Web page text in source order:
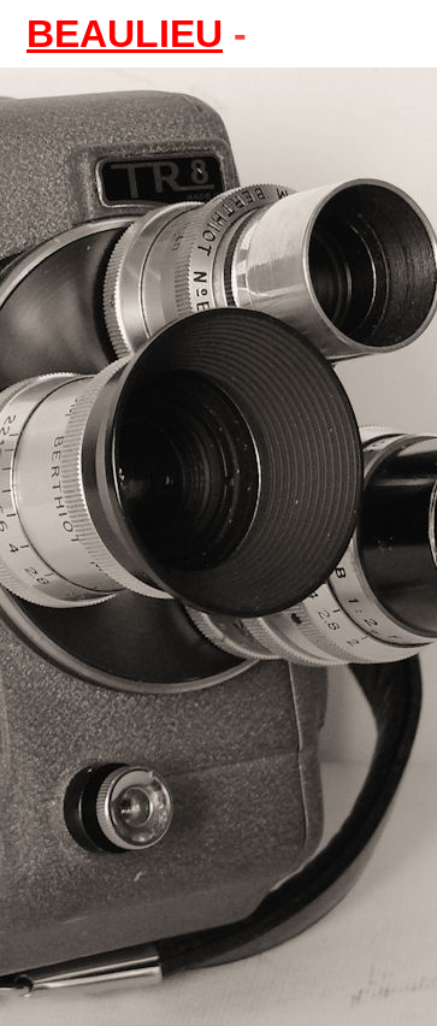
BEAULIEU -